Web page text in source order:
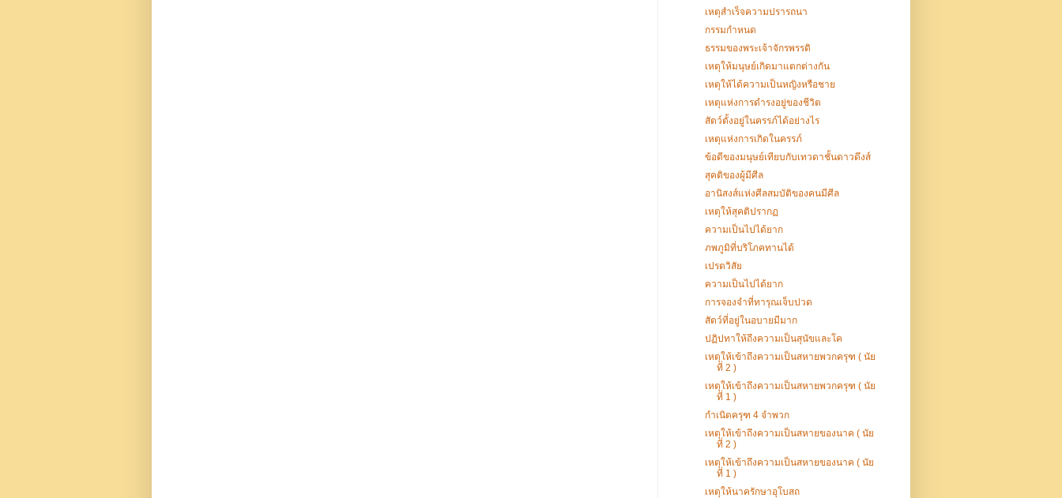
เหตุสำเร็จความปรารถนา
กรรมกำหนด
ธรรมของพระเจ้าจักรพรรดิ
เหตุให้มนุษย์เกิดมาแตกต่างกัน
เหตุให้ได้ความเป็นหญิงหรือชาย
เหตุแห่งการดำรงอยู่ของชีวิต
สัตว์ตั้งอยู่ในครรภ์ได้อย่างไร
เหตุแห่งการเกิดในครรภ์
ข้อดีของมนุษย์เทียบกับเทวดาชั้นดาวดึงส์
สุคติของผู้มีศีล
อานิสงส์แห่งศีลสมบัติของคนมีศีล
เหตุให้สุคติปรากฏ
ความเป็นไปได้ยาก
ภพภูมิที่บริโภคทานได้
เปรตวิสัย
ความเป็นไปได้ยาก
การจองจำที่ทารุณเจ็บปวด
สัตว์ที่อยู่ในอบายมีมาก
ปฏิปทาให้ถึงความเป็นสุนัขและโค
เหตุให้เข้าถึงความเป็นสหายพวกครุฑ ( นัย
ที่ 2 )
เหตุให้เข้าถึงความเป็นสหายพวกครุฑ ( นัย
ที่ 1 )
กำเนิดครุฑ 4 จำพวก
เหตุให้เข้าถึงความเป็นสหายของนาค ( นัย
ที่ 2 )
เหตุให้เข้าถึงความเป็นสหายของนาค ( นัย
ที่ 1 )
เหตุให้นาครักษาอุโบสถ